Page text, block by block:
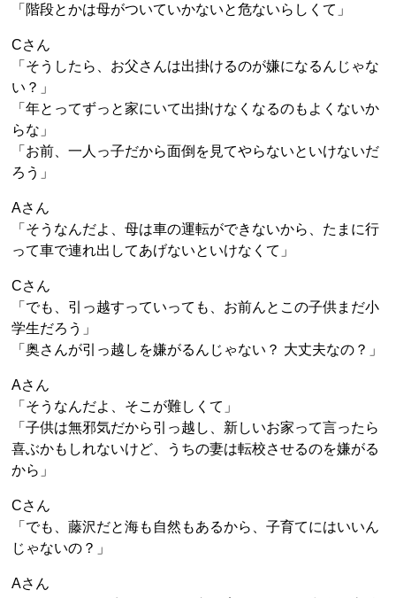
「階段とかは母がついていかないと危ないらしくて」
Cさん
「そうしたら、お父さんは出掛けるのが嫌になるんじゃな
い？」
「年とってずっと家にいて出掛けなくなるのもよくないか
らな」
「お前、一人っ子だから面倒を見てやらないといけないだ
ろう」
Aさん
「そうなんだよ、母は車の運転ができないから、たまに行
って車で連れ出してあげないといけなくて」
Cさん
「でも、引っ越すっていっても、お前んとこの子供まだ小
学生だろう」
「奥さんが引っ越しを嫌がるんじゃない？ 大丈夫なの？」
Aさん
「そうなんだよ、そこが難しくて」
「子供は無邪気だから引っ越し、新しいお家って言ったら
喜ぶかもしれないけど、うちの妻は転校させるのを嫌がる
から」
Cさん
「でも、藤沢だと海も自然もあるから、子育てにはいいん
じゃないの？」
Aさん